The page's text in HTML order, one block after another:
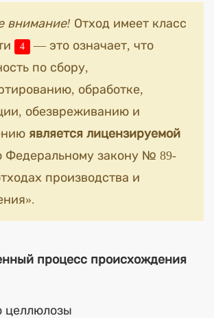
внимание! Отход имеет класс
4
— это означает, что
по сбору,
обработке,
обезвреживанию и
является лицензируемой
Федеральному закону № 89-
производства и
процесс происхождения
целлюлозы